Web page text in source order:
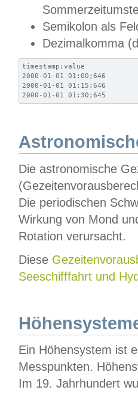
Semikolon als
Dezimalkomma
timestamp;value
2000-01-01 01:00;646
2000-01-01 01:15;646
2000-01-01 01:30;645
Die astronomische
Die periodischen
Wirkung von Mond
Rotation verursacht.
Diese
Seeschifffahrt und
Ein Höhensystem ist
Messpunkten.
Im 19. Jahrhundert